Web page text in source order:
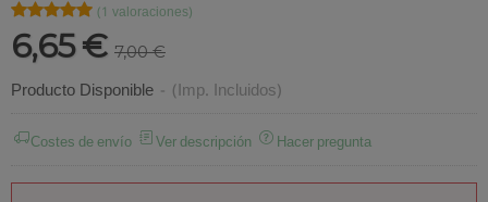
★★★★★
★★★★★ (1 valoraciones)
6,65 € 7,00 €
Producto Disponible - (Imp. Incluidos)
Costes de envío Ver descripción Hacer pregunta